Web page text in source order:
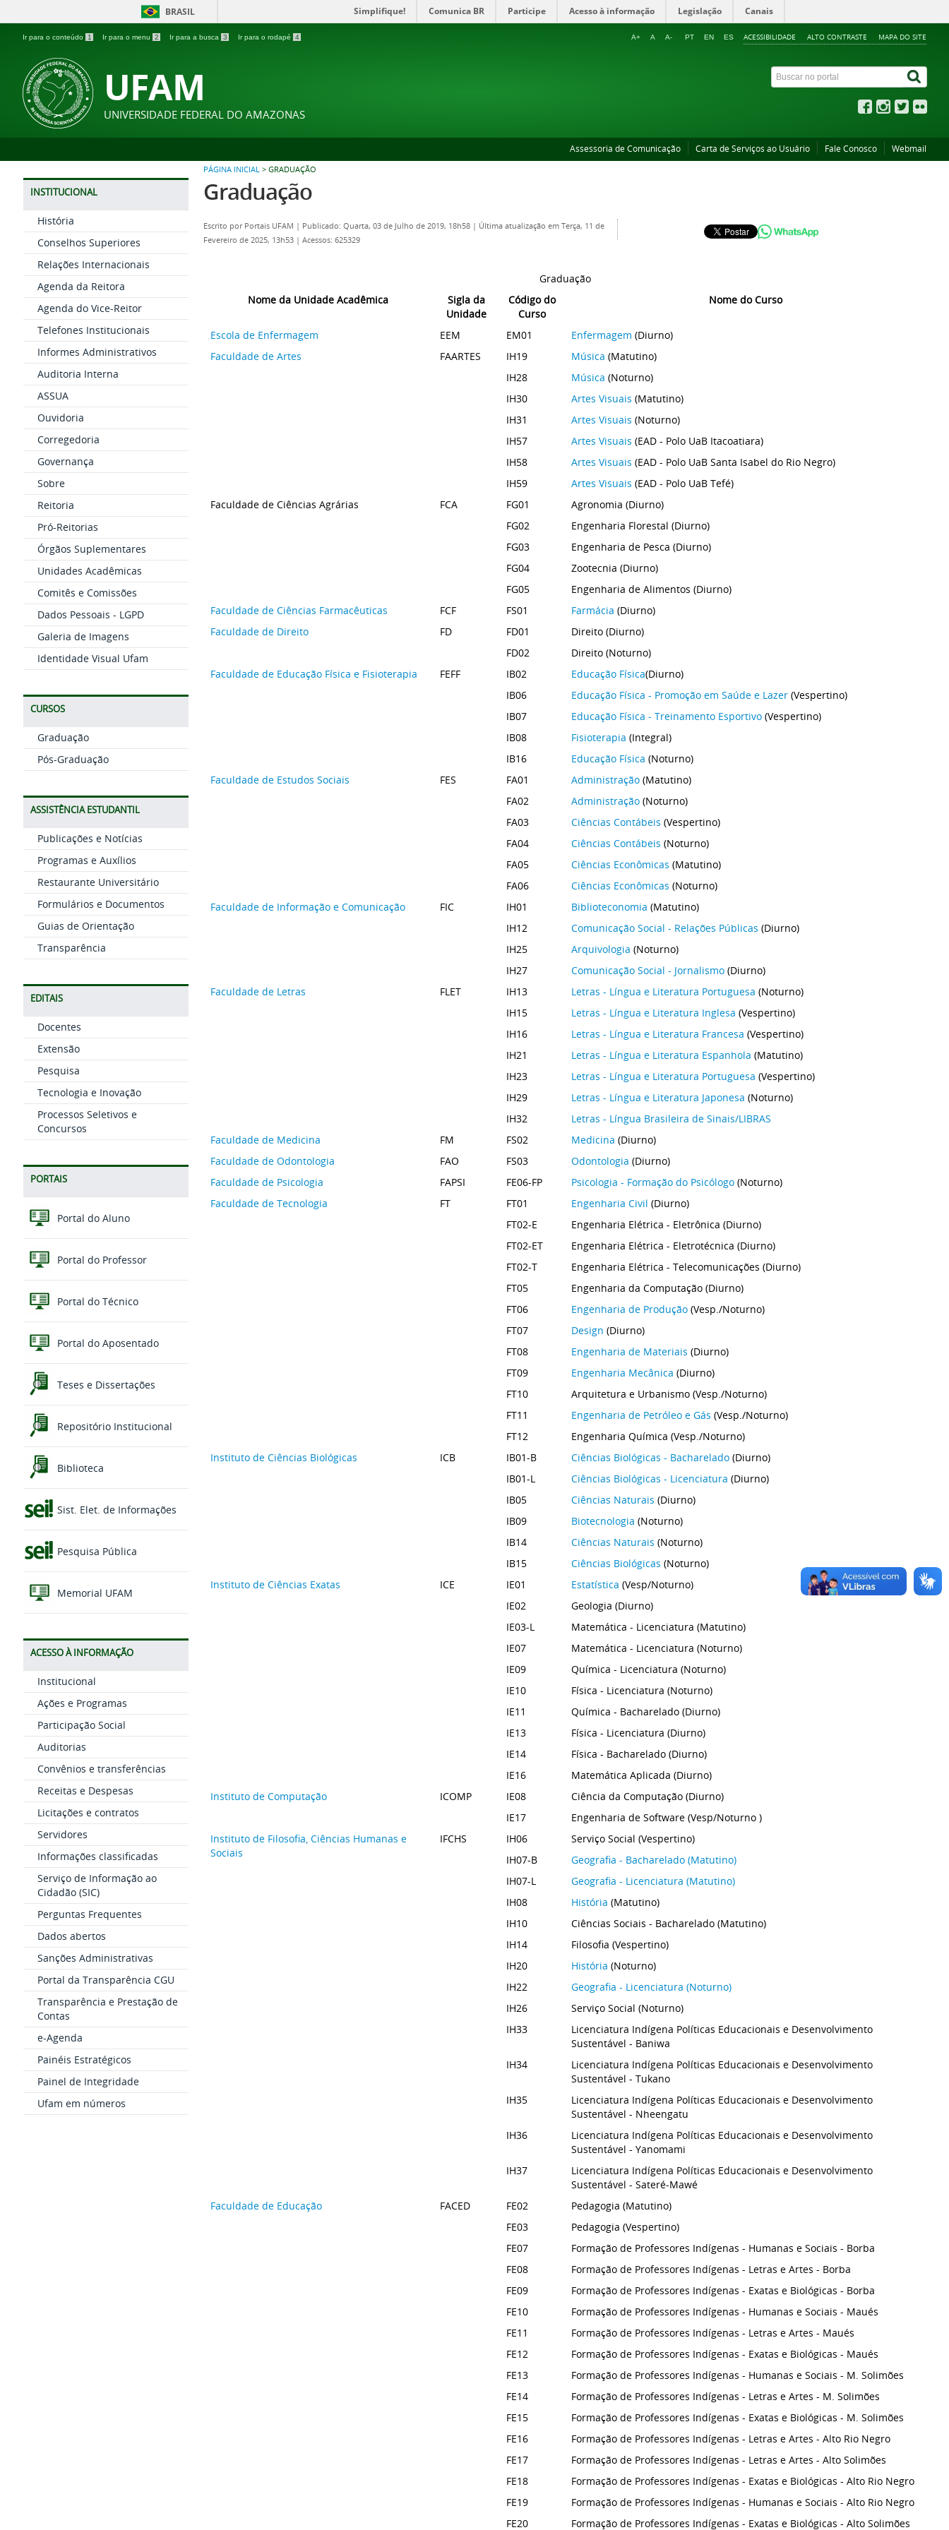
BRASIL Simplifique! Comunica BR Participe Acesso à informação Legislação Canais
Ir para o conteúdo 1 Ir para o menu 2 Ir para a busca 3 Ir para o rodapé 4 ACESSIBILIDADE ALTO CONTRASTE MAPA DO SITE
A+ A A- PT EN ES
UFAM
UNIVERSIDADE FEDERAL DO AMAZONAS
Assessoria de Comunicação Carta de Serviços ao Usuário Fale Conosco Webmail
PÁGINA INICIAL > GRADUAÇÃO
INSTITUCIONAL
História
Conselhos Superiores
Relações Internacionais
Agenda da Reitora
Agenda do Vice-Reitor
Telefones Institucionais
Informes Administrativos
Auditoria Interna
ASSUA
Ouvidoria
Corregedoria
Governança
Sobre
Reitoria
Pró-Reitorias
Órgãos Suplementares
Unidades Acadêmicas
Comitês e Comissões
Dados Pessoais - LGPD
Galeria de Imagens
Identidade Visual Ufam
CURSOS
Graduação
Pós-Graduação
ASSISTÊNCIA ESTUDANTIL
Publicações e Notícias
Programas e Auxílios
Restaurante Universitário
Formulários e Documentos
Guias de Orientação
Transparência
EDITAIS
Docentes
Extensão
Pesquisa
Tecnologia e Inovação
Processos Seletivos e
Concursos
PORTAIS
Portal do Aluno
Portal do Professor
Portal do Técnico
Portal do Aposentado
Teses e Dissertações
Repositório Institucional
Biblioteca
Sist. Elet. de Informações
Pesquisa Pública
Memorial UFAM
ACESSO À INFORMAÇÃO
Institucional
Ações e Programas
Participação Social
Auditorias
Convênios e transferências
Receitas e Despesas
Licitações e contratos
Servidores
Informações classificadas
Serviço de Informação ao
Cidadão (SIC)
Perguntas Frequentes
Dados abertos
Sanções Administrativas
Portal da Transparência CGU
Transparência e Prestação de
Contas
e-Agenda
Painéis Estratégicos
Painel de Integridade
Ufam em números
Graduação
Escrito por Portais UFAM | Publicado: Quarta, 03 de Julho de 2019, 18h58 | Última atualização em Terça, 11 de
Fevereiro de 2025, 13h53 | Acessos: 625329
Graduação
Nome da Unidade Acadêmica
Sigla da
Unidade
Código do
Curso
Nome do Curso
Escola de Enfermagem EEM EM01 Enfermagem (Diurno)
Faculdade de Artes
FAARTES IH19 Música (Matutino)
IH28
Música (Noturno)
IH30
Artes Visuais (Matutino)
IH31
Artes Visuais (Noturno)
IH57
Artes Visuais (EAD - Polo UaB Itacoatiara)
IH58
Artes Visuais (EAD - Polo UaB Santa Isabel do Rio Negro)
IH59
Artes Visuais (EAD - Polo UaB Tefé)
Faculdade de Ciências Agrárias
FCA FG01
Agronomia (Diurno)
FG02
Engenharia Florestal (Diurno)
FG03
Engenharia de Pesca (Diurno)
FG04
Zootecnia (Diurno)
FG05
Engenharia de Alimentos (Diurno)
Faculdade de Ciências Farmacêuticas
FCF FS01 Farmácia (Diurno)
Faculdade de Direito
FD FD01
Direito (Diurno)
FD02
Direito (Noturno)
Faculdade de Educação Física e Fisioterapia
FEFF IB02 Educação Física(Diurno)
IB06
Educação Física - Promoção em Saúde e Lazer (Vespertino)
IB07
Educação Física - Treinamento Esportivo (Vespertino)
IB08
Fisioterapia (Integral)
IB16
Educação Física (Noturno)
Faculdade de Estudos Sociais
FES FA01 Administração (Matutino)
FA02
Administração (Noturno)
FA03
Ciências Contábeis (Vespertino)
FA04
Ciências Contábeis (Noturno)
FA05
Ciências Econômicas (Matutino)
FA06
Ciências Econômicas (Noturno)
Faculdade de Informação e Comunicação
FIC IH01 Biblioteconomia (Matutino)
IH12
Comunicação Social - Relações Públicas (Diurno)
IH25
Arquivologia (Noturno)
IH27
Comunicação Social - Jornalismo (Diurno)
Faculdade de Letras
FLET IH13 Letras - Língua e Literatura Portuguesa (Noturno)
IH15
Letras - Língua e Literatura Inglesa (Vespertino)
IH16
Letras - Língua e Literatura Francesa (Vespertino)
IH21
Letras - Língua e Literatura Espanhola (Matutino)
IH23
Letras - Língua e Literatura Portuguesa (Vespertino)
IH29
Letras - Língua e Literatura Japonesa (Noturno)
IH32
Letras - Língua Brasileira de Sinais/LIBRAS
Faculdade de Medicina
FM FS02 Medicina (Diurno)
Faculdade de Odontologia
FAO FS03 Odontologia (Diurno)
Faculdade de Psicologia
FAPSI FE06-FP Psicologia - Formação do Psicólogo (Noturno)
Faculdade de Tecnologia
FT FT01 Engenharia Civil (Diurno)
FT02-E
Engenharia Elétrica - Eletrônica (Diurno)
FT02-ET
Engenharia Elétrica - Eletrotécnica (Diurno)
FT02-T
Engenharia Elétrica - Telecomunicações (Diurno)
FT05
Engenharia da Computação (Diurno)
FT06
Engenharia de Produção (Vesp./Noturno)
FT07
Design (Diurno)
FT08
Engenharia de Materiais (Diurno)
FT09
Engenharia Mecânica (Diurno)
FT10
Arquitetura e Urbanismo (Vesp./Noturno)
FT11
Engenharia de Petróleo e Gás (Vesp./Noturno)
FT12
Engenharia Química (Vesp./Noturno)
Instituto de Ciências Biológicas
ICB IB01-B Ciências Biológicas - Bacharelado (Diurno)
IB01-L
Ciências Biológicas - Licenciatura (Diurno)
IB05
Ciências Naturais (Diurno)
IB09
Biotecnologia (Noturno)
IB14
Ciências Naturais (Noturno)
IB15
Ciências Biológicas (Noturno)
Instituto de Ciências Exatas
ICE IE01 Estatística (Vesp/Noturno)
IE02
Geologia (Diurno)
IE03-L
Matemática - Licenciatura (Matutino)
IE07
Matemática - Licenciatura (Noturno)
IE09
Química - Licenciatura (Noturno)
IE10
Física - Licenciatura (Noturno)
IE11
Química - Bacharelado (Diurno)
IE13
Física - Licenciatura (Diurno)
IE14
Física - Bacharelado (Diurno)
IE16
Matemática Aplicada (Diurno)
Instituto de Computação
ICOMP IE08
Ciência da Computação (Diurno)
IE17
Engenharia de Software (Vesp/Noturno )
Instituto de Filosofia, Ciências Humanas e
Sociais
IFCHS IH06
Serviço Social (Vespertino)
IH07-B
Geografia - Bacharelado (Matutino)
IH07-L
Geografia - Licenciatura (Matutino)
IH08
História (Matutino)
IH10
Ciências Sociais - Bacharelado (Matutino)
IH14
Filosofia (Vespertino)
IH20
História (Noturno)
IH22
Geografia - Licenciatura (Noturno)
IH26
Serviço Social (Noturno)
IH33
Licenciatura Indígena Políticas Educacionais e Desenvolvimento
Sustentável - Baniwa
IH34
Licenciatura Indígena Políticas Educacionais e Desenvolvimento
Sustentável - Tukano
IH35
Licenciatura Indígena Políticas Educacionais e Desenvolvimento
Sustentável - Nheengatu
IH36
Licenciatura Indígena Políticas Educacionais e Desenvolvimento
Sustentável - Yanomami
IH37
Licenciatura Indígena Políticas Educacionais e Desenvolvimento
Sustentável - Sateré-Mawé
Faculdade de Educação
FACED FE02
Pedagogia (Matutino)
FE03
Pedagogia (Vespertino)
FE07
Formação de Professores Indígenas - Humanas e Sociais - Borba
FE08
Formação de Professores Indígenas - Letras e Artes - Borba
FE09
Formação de Professores Indígenas - Exatas e Biológicas - Borba
FE10
Formação de Professores Indígenas - Humanas e Sociais - Maués
FE11
Formação de Professores Indígenas - Letras e Artes - Maués
FE12
Formação de Professores Indígenas - Exatas e Biológicas - Maués
FE13
Formação de Professores Indígenas - Humanas e Sociais - M. Solimões
FE14
Formação de Professores Indígenas - Letras e Artes - M. Solimões
FE15
Formação de Professores Indígenas - Exatas e Biológicas - M. Solimões
FE16
Formação de Professores Indígenas - Letras e Artes - Alto Rio Negro
FE17
Formação de Professores Indígenas - Letras e Artes - Alto Solimões
FE18
Formação de Professores Indígenas - Exatas e Biológicas - Alto Rio Negro
FE19
Formação de Professores Indígenas - Humanas e Sociais - Alto Rio Negro
FE20
Formação de Professores Indígenas - Exatas e Biológicas - Alto Solimões